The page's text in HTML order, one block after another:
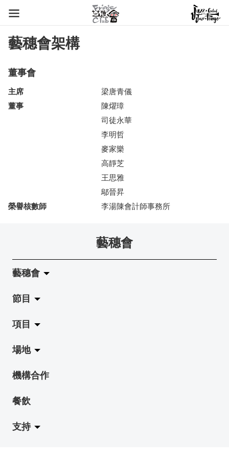
藝穗會架構
董事會
主席 梁唐青儀
董事
陳燿璋
司徒永華
李明哲
麥家樂
高靜芝
王思雅
鄔晉昇
榮譽核數師 李湯陳會計師事務所
藝穗會
藝穗會
關於藝穗會
藝穗會的演化
使命與宗旨
藝穗會架構
檔案庫
藝穗網誌
節目
拉闊
展覽
演出
活動
工作坊
項目
Jazz-Go-Central, Jazz-Go-Fringe
LPL
2015-16 藝術場地資助計劃
2015 照亮香港在新加坡
場地
陳麗玲畫廊
奶庫
地下劇場
機構合作
餐飲
支持